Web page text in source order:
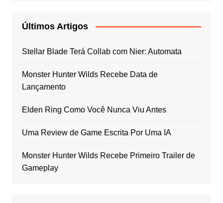
Últimos Artigos
Stellar Blade Terá Collab com Nier: Automata
Monster Hunter Wilds Recebe Data de
Lançamento
Elden Ring Como Você Nunca Viu Antes
Uma Review de Game Escrita Por Uma IA
Monster Hunter Wilds Recebe Primeiro Trailer de
Gameplay